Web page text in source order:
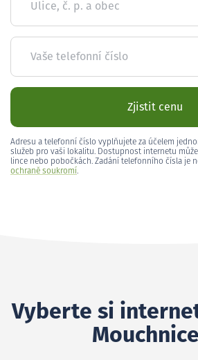
Ulice, č. p. a obec
Vaše telefonní číslo
Zjistit cenu
Adresu a telefonní číslo vyplňujete za účelem
služeb pro vaši lokalitu. Dostupnost internetu
lince nebo pobočkách. Zadání telefonního čísla je
ochraně soukromí.
Vyberte si
Mouchnice